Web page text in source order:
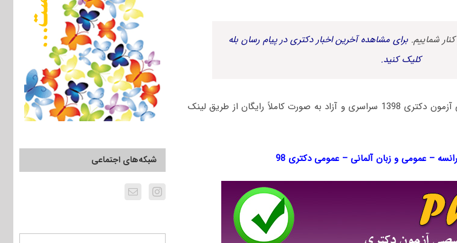
شماییم. برای مشاهده آخرین اخبار دکتری در پیام رسان بله
کلیک کنید.
دفترچه سؤالات زبان فرانسه و آلمانی عمومی آزمون دکتری 1398 سراسری و آزاد به صورت کاملاً رایگان از طریق لینک
– عمومی و زبان آلمانی – عمومی دکتری 98 شبکه‌های اجتماعی